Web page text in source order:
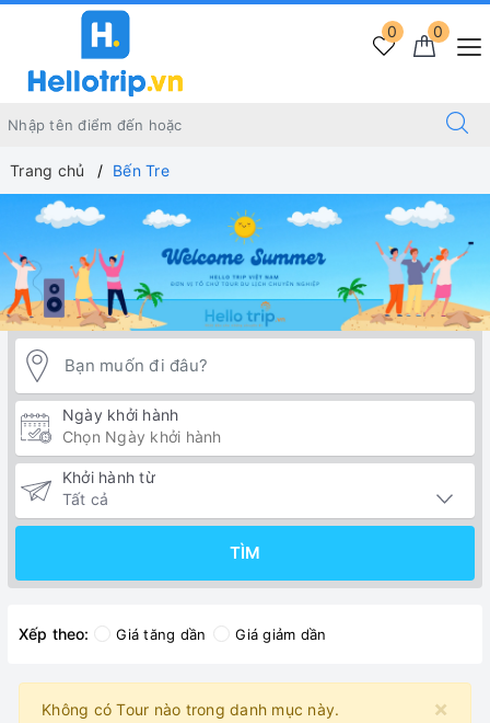
0
0
Trang chủ Bến Tre
Ngày khởi hành
Khởi hành từ
TÌM
Xếp theo: Giá tăng dần Giá giảm dần
×
Không có Tour nào trong danh mục này.